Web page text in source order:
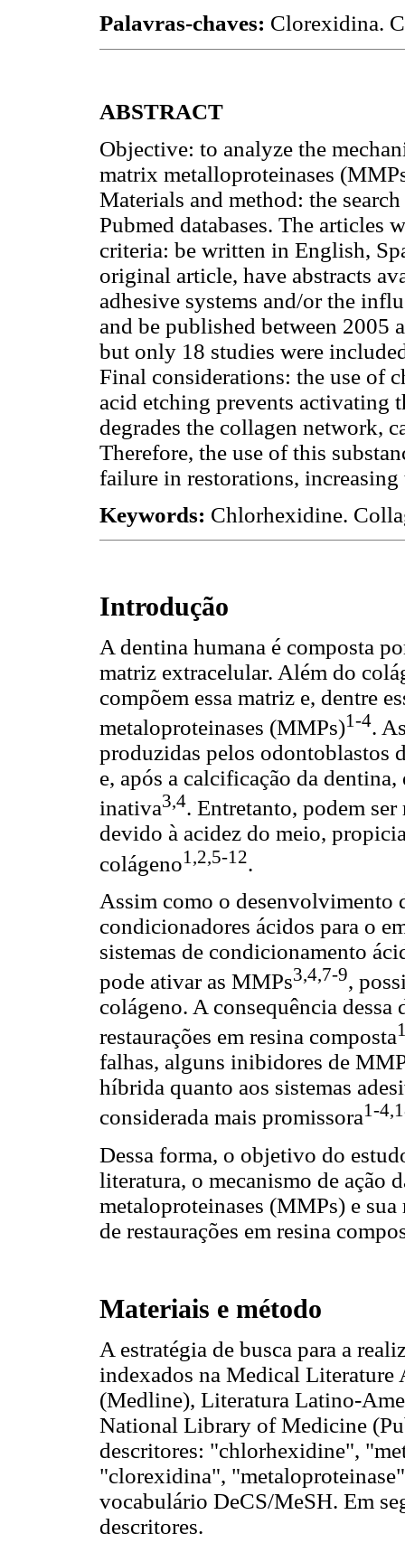
Palavras-chaves: Clorexidina.
ABSTRACT
Objective: to analyze the
matrix metalloproteinases
Materials and method: the
Pubmed databases. The articles
criteria: be written in English,
original article, have abstracts
adhesive systems and/or the
and be published between 2005
but only 18 studies were
Final considerations: the use of
acid etching prevents activating
degrades the collagen network,
Therefore, the use of this
failure in restorations,
Keywords: Chlorhexidine.
Introdução
A dentina humana é composta
matriz extracelular. Além do
compõem essa matriz e, dentre
metaloproteinases (MMPs)1-4.
produzidas pelos odontoblastos
e, após a calcificação da dentina,
inativa3,4. Entretanto, podem
devido à acidez do meio,
colágeno1,2,5-12.
Assim como o desenvolvimento
condicionadores ácidos para o
sistemas de condicionamento
pode ativar as MMPs3,4,7-9,
colágeno. A consequência dessa
restaurações em resina composta
falhas, alguns inibidores de
híbrida quanto aos sistemas
considerada mais promissora1-
Dessa forma, o objetivo do
literatura, o mecanismo de ação
metaloproteinases (MMPs) e
de restaurações em resina
Materiais e método
A estratégia de busca para a
indexados na Medical
(Medline), Literatura Latino-
National Library of Medicine
descritores: "chlorhexidine",
"clorexidina",
vocabulário DeCS/MeSH. Em
descritores.